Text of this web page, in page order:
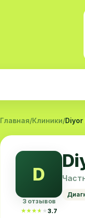
Главная/Клиники/
D
3 отзывов
★★★★★
★★★★★3.7